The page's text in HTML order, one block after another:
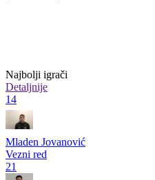
Najbolji igrači
Detaljnije
14
Mladen Jovanović
Vezni red
21